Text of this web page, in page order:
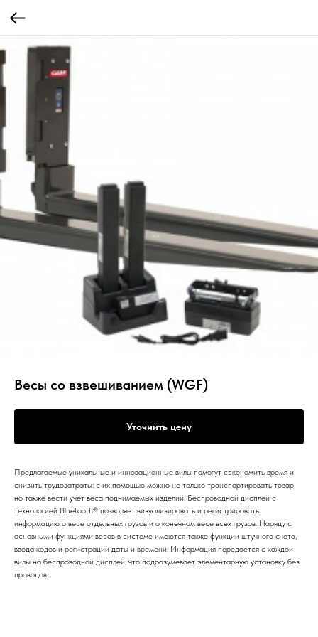
Весы со взвешиванием (WGF)
Уточнить цену
Предлагаемые уникальные и инновационные вилы помогут сэкономить время и
снизить трудозатраты: с их помощью можно не только транспортировать товар,
но также вести учет веса поднимаемых изделий. Беспроводной дисплей с
технологией Bluetooth® позволяет визуализировать и регистрировать
информацию о весе отдельных грузов и о конечном весе всех грузов. Наряду с
основными функциями весов в системе имеются также функции штучного счета,
ввода кодов и регистрации даты и времени. Информация передается с каждой
вилы на беспроводной дисплей, что подразумевает элементарную установку без
проводов.